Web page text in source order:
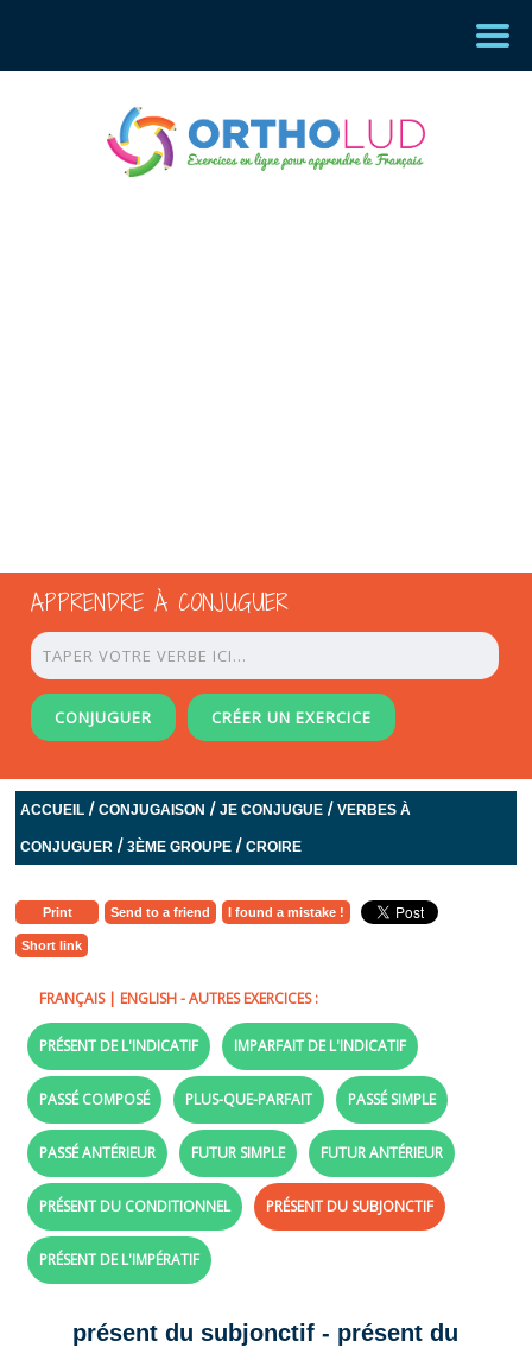
APPRENDRE À CONJUGUER
CONJUGUER CRÉER UN EXERCICE
ACCUEIL /CONJUGAISON /JE CONJUGUE /VERBES À
CONJUGUER /3ÈME GROUPE /CROIRE
Print Send to a friend I found a mistake !
Short link
FRANÇAIS| ENGLISH- AUTRES EXERCICES :
PRÉSENT DE L'INDICATIF IMPARFAIT DE L'INDICATIF
PASSÉ COMPOSÉ PLUS-QUE-PARFAIT PASSÉ SIMPLE
PASSÉ ANTÉRIEUR FUTUR SIMPLE FUTUR ANTÉRIEUR
PRÉSENT DU CONDITIONNEL PRÉSENT DU SUBJONCTIF
PRÉSENT DE L'IMPÉRATIF
présent du subjonctif - présent du